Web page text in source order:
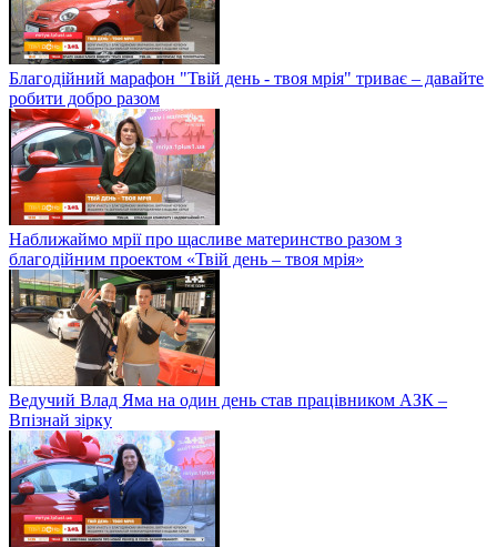
Благодійний марафон "Твій день - твоя мрія" триває – давайте
робити добро разом
Наближаймо мрії про щасливе материнство разом з
благодійним проектом «Твій день – твоя мрія»
Ведучий Влад Яма на один день став працівником АЗК –
Впізнай зірку